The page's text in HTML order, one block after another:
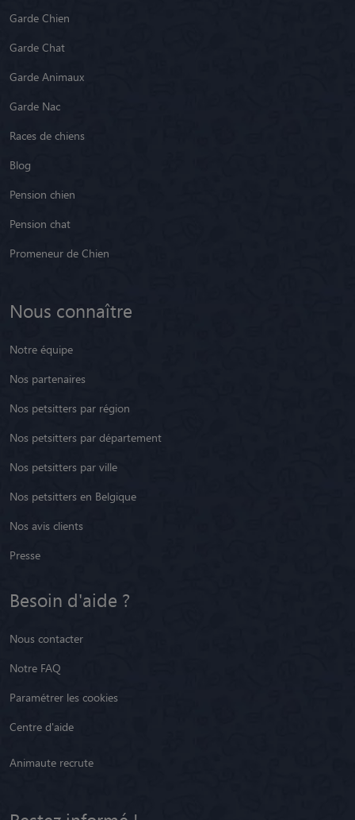
Garde Chat
Garde Animaux
Garde Nac
Races de chiens
Blog
Pension chien
Pension chat
Promeneur de Chien
Notre équipe
Nos partenaires
Nos petsitters par région
Nos petsitters par département
Nos petsitters par ville
Nos petsitters en Belgique
Nos avis clients
Presse
Besoin d'aide ?
Nous contacter
Notre FAQ
Paramétrer les cookies
Centre d'aide
Animaute recrute